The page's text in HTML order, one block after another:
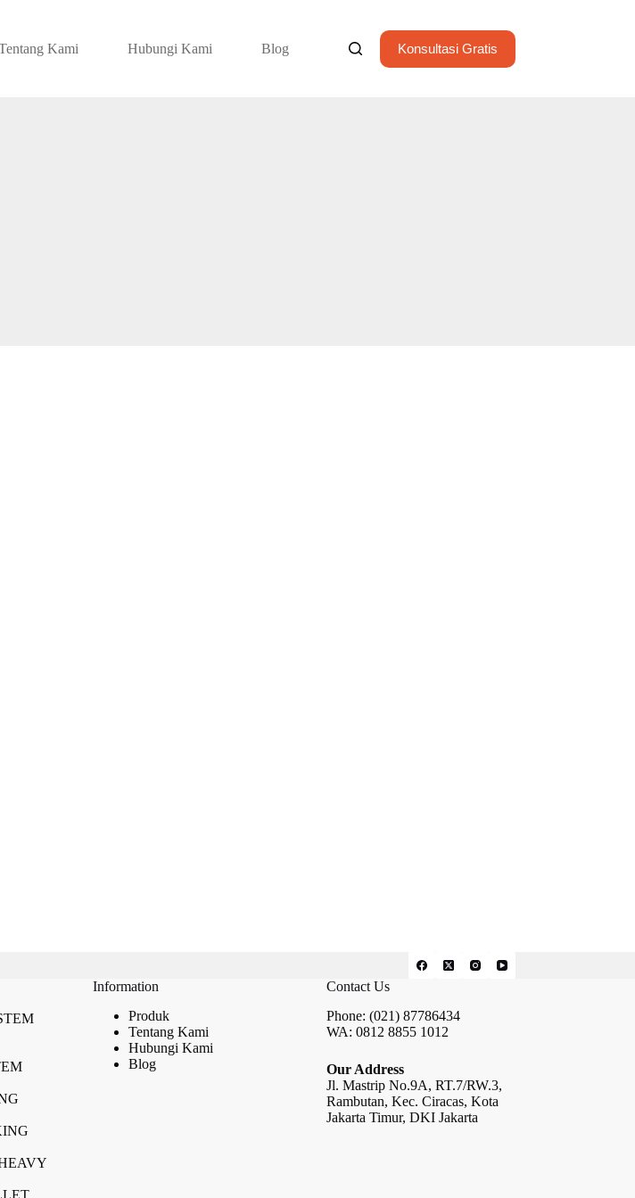
Kami Hubungi Kami Blog Konsultasi Gratis
Information
Produk
Tentang Kami
Hubungi Kami
Blog
Contact Us
Phone: (021) 87786434
WA: 0812 8855 1012
Our Address
Jl. Mastrip No.9A, RT.7/RW.3,
Rambutan, Kec. Ciracas, Kota
Jakarta Timur, DKI Jakarta